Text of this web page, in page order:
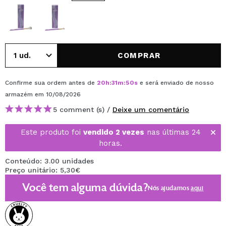
COMPRAR
Confirme sua ordem antes de 20h:31m:50s e será enviado de nosso
armazém em 10/08/2026
5 comment (s) / Deixe um comentário
Este produto foi vendido 2 vezes nas últimas 24
horas.
Conteúdo: 3.00 unidades
Preço unitário: 5,30€
Você tem alguma dúvida?Nós ajudamosaqui